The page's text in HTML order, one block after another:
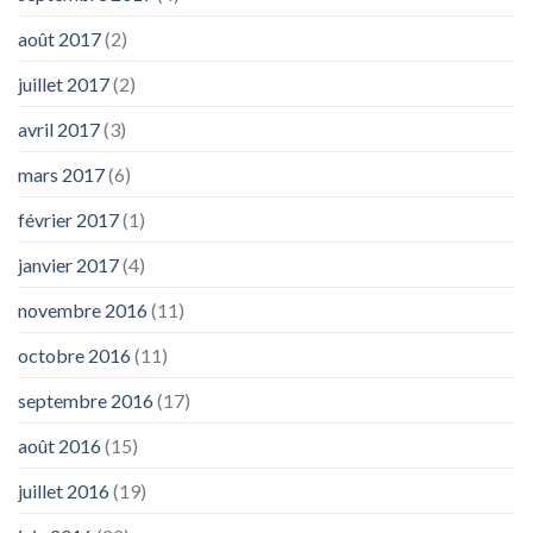
août 2017(2)
juillet 2017(2)
avril 2017(3)
mars 2017(6)
février 2017(1)
janvier 2017(4)
novembre 2016(11)
octobre 2016(11)
septembre 2016(17)
août 2016(15)
juillet 2016(19)